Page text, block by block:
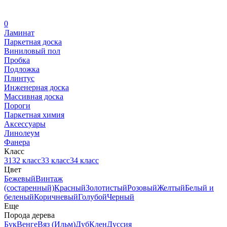
0
Ламинат
Паркетная доска
Виниловый пол
Пробка
Подложка
Плинтус
Инженерная доска
Массивная доска
Пороги
Паркетная химия
Аксессуары
Линолеум
Фанера
Класс
3132 класс33 класс34 класс
Цвет
БежевыйВинтаж
(состаренный)КрасныйЗолотистыйРозовыйЖелтыйБелый и
беленыйКоричневыйГолубойЧерный
Еще
Порода дерева
БукВенгеВяз (Ильм)ДубКленДуссия